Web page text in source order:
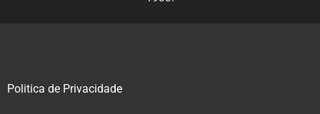
Politica de Privacidade